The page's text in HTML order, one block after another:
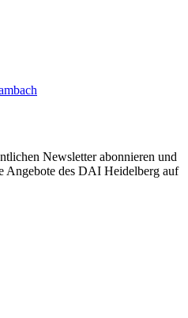
Newsletter abonnieren und
Angebote des DAI Heidelberg auf